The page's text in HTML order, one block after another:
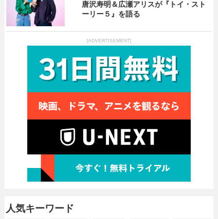
唐沢寿明＆広瀬アリスが『トイ・スト
ーリー５』を語る
[ADVERTISEMENT]
人気キーワード